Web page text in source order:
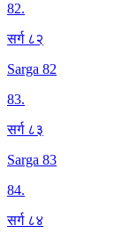
82.
सर्ग ८२
Sarga 82
83.
सर्ग ८३
Sarga 83
84.
सर्ग ८४